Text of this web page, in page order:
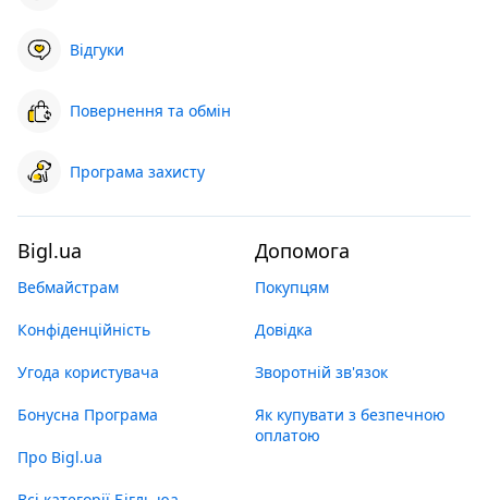
Відгуки
Повернення та обмін
Програма захисту
Bigl.ua
Вебмайстрам
Конфіденційність
Угода користувача
Бонусна Програма
Про Bigl.ua
Допомога
Покупцям
Довідка
Зворотній зв'язок
Як купувати з безпечною
оплатою